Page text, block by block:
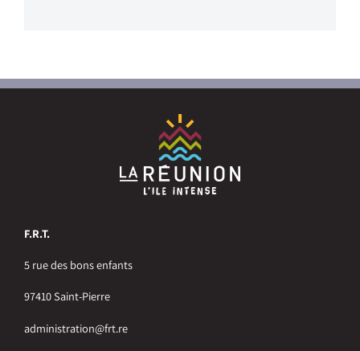
F.R.T.
5 rue des bons enfants
97410 Saint-Pierre
administration@frt.re